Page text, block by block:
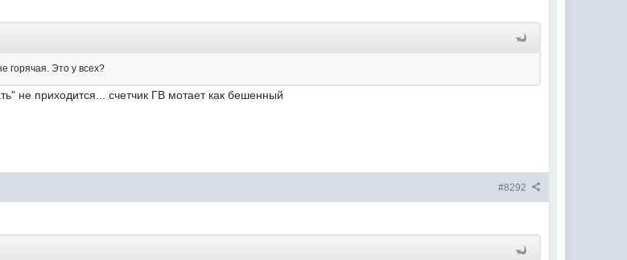
горячая. Это у всех?
не приходится... счетчик ГВ мотает как бешенный
#8292